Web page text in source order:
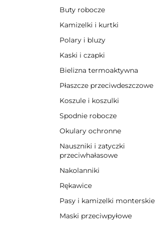
Buty robocze
Kamizelki i kurtki
Polary i bluzy
Kaski i czapki
Bielizna termoaktywna
Płaszcze przeciwdeszczowe
Koszule i koszulki
Spodnie robocze
Okulary ochronne
Nauszniki i zatyczki
przeciwhałasowe
Nakolanniki
Rękawice
Pasy i kamizelki monterskie
Maski przeciwpyłowe